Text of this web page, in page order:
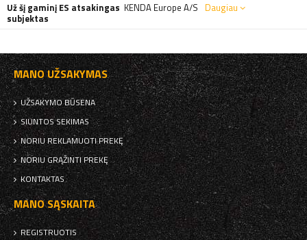
Už šį gaminį ES atsakingas
subjektas
KENDA Europe A/S Daugiau
MANO UŽSAKYMAS
UŽSAKYMO BŪSENA
SIUNTOS SEKIMAS
NORIU REKLAMUOTI PREKĘ
NORIU GRĄŽINTI PREKĘ
KONTAKTAS
MANO SĄSKAITA
REGISTRUOTIS